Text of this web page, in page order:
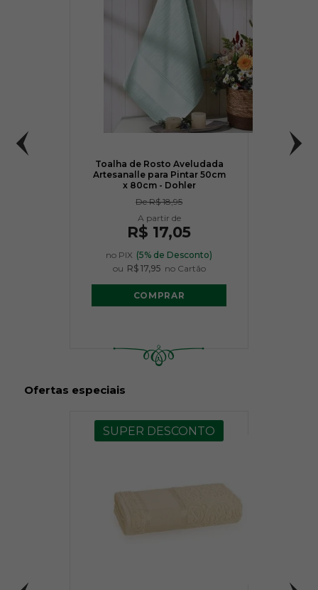
Toalha de Rosto Aveludada
Artesanalle para Pintar 50cm
x 80cm - Dohler
DeR$ 18,95
R$ 17,05
no PIX (5% de Desconto)
ou R$ 17,95 no Cartão
COMPRAR
Ofertas especiais
SUPER DESCONTO